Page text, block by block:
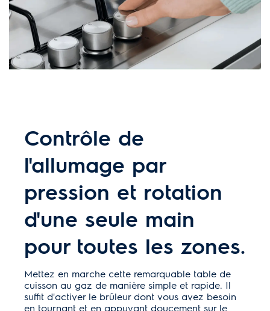
Contrôle de
l'allumage par
pression et rotation
d'une seule main
pour toutes les zones.
Mettez en marche cette remarquable table de
cuisson au gaz de manière simple et rapide. Il
suffit d'activer le brûleur dont vous avez besoin
en tournant et en appuyant doucement sur le